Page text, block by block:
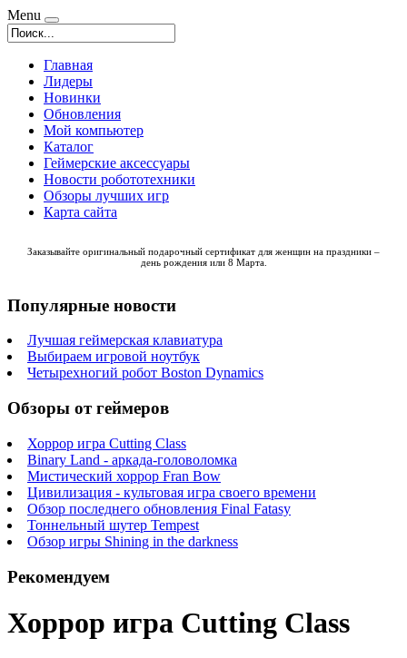
Menu
Главная
Лидеры
Новинки
Обновления
Мой компьютер
Каталог
Геймерские аксессуары
Новости робототехники
Обзоры лучших игр
Карта сайта
Заказывайте оригинальный подарочный сертификат для женщин на праздники –
день рождения или 8 Марта.
Популярные новости
Лучшая геймерская клавиатура
Выбираем игровой ноутбук
Четырехногий робот Boston Dynamics
Обзоры от геймеров
Хоррор игра Cutting Class
Binary Land - аркада-головоломка
Мистический хоррор Fran Bow
Цивилизация - культовая игра своего времени
Обзор последнего обновления Final Fatasy
Тоннельный шутер Tempest
Обзор игры Shining in the darkness
Рекомендуем
Хоррор игра Cutting Class